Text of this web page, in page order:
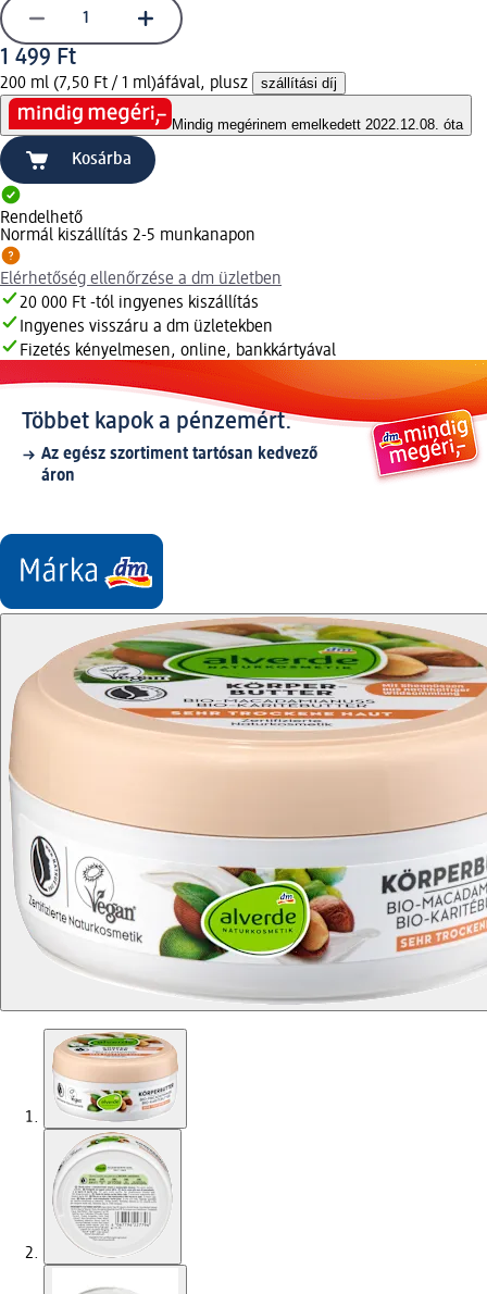
1 499 Ft
200 ml (7,50 Ft / 1 ml)áfával, plusz szállítási díj
Mindig megérinem emelkedett 2022.12.08. óta
Kosárba
Rendelhető
Normál kiszállítás 2-5 munkanapon
Elérhetőség ellenőrzése a dm üzletben
20 000 Ft -tól ingyenes kiszállítás
Ingyenes visszáru a dm üzletekben
Fizetés kényelmesen, online, bankkártyával
Többet kapok a pénzemért.
Az egész szortiment tartósan kedvező
áron